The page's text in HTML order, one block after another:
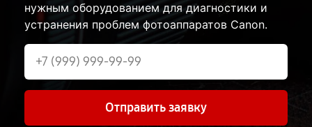
нужным оборудованием для диагностики и
устранения проблем фотоаппаратов Canon.
Отправить заявку